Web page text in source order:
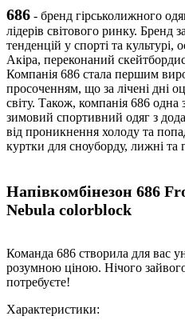
686 - бренд гірськолижного
лідерів світового ринку. Бренд
тенденцій у спорті та
Акіра, переконаний
Компанія 686 стала першим
просоченням, що за лічені дні
світу. Також, компанія 686
зимовий спортивний одяг з
від проникнення холоду та
куртки для сноуборду, лижні та
Напівкомбінезон 686
Nebula colorblock
Команда 686 створила для вас
розумною ціною. Нічого
потребуєте!
Характеристики: